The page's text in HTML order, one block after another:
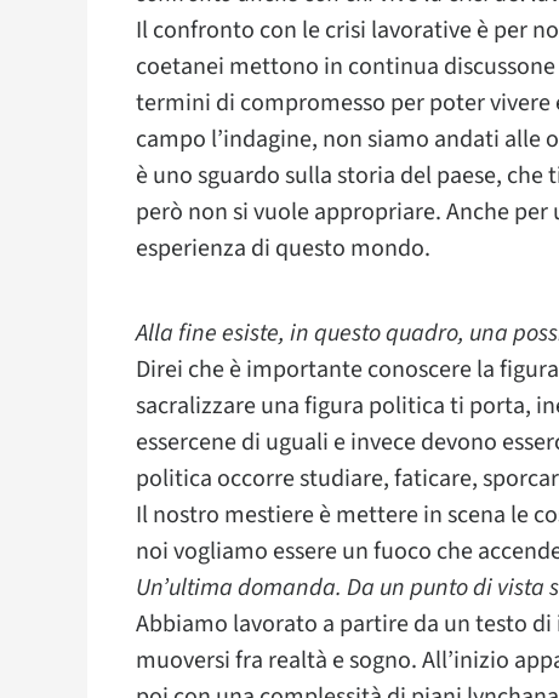
Il confronto con le crisi lavorative è per
coetanei mettono in continua
termini di compromesso per poter
campo l’indagine, non siamo andati alle
è uno sguardo sulla storia del paese,
però non si vuole appropriare. Anche
esperienza di questo mondo.
Alla fine esiste, in questo quadro, una
Direi che è importante conoscere la
sacralizzare una figura politica ti porta,
essercene di uguali e invece devono
politica occorre studiare, faticare,
Il nostro mestiere è mettere in scena le
noi vogliamo essere un fuoco che
Un’ultima domanda. Da un punto di vista
Abbiamo lavorato a partire da un testo
muoversi fra realtà e sogno. All’inizio